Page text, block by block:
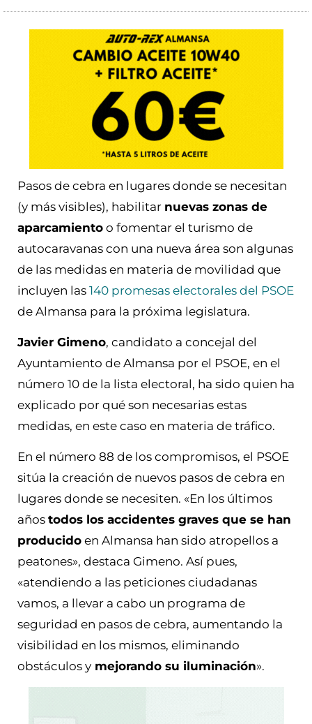
Pasos de cebra en lugares donde se necesitan
(y más visibles), habilitar nuevas zonas de
aparcamiento o fomentar el turismo de
autocaravanas con una nueva área son algunas
de las medidas en materia de movilidad que
incluyen las 140 promesas electorales del PSOE
de Almansa para la próxima legislatura.
Javier Gimeno, candidato a concejal del
Ayuntamiento de Almansa por el PSOE, en el
número 10 de la lista electoral, ha sido quien ha
explicado por qué son necesarias estas
medidas, en este caso en materia de tráfico.
En el número 88 de los compromisos, el PSOE
sitúa la creación de nuevos pasos de cebra en
lugares donde se necesiten. «En los últimos
años todos los accidentes graves que se han
producido en Almansa han sido atropellos a
peatones», destaca Gimeno. Así pues,
«atendiendo a las peticiones ciudadanas
vamos, a llevar a cabo un programa de
seguridad en pasos de cebra, aumentando la
visibilidad en los mismos, eliminando
obstáculos y mejorando su iluminación».